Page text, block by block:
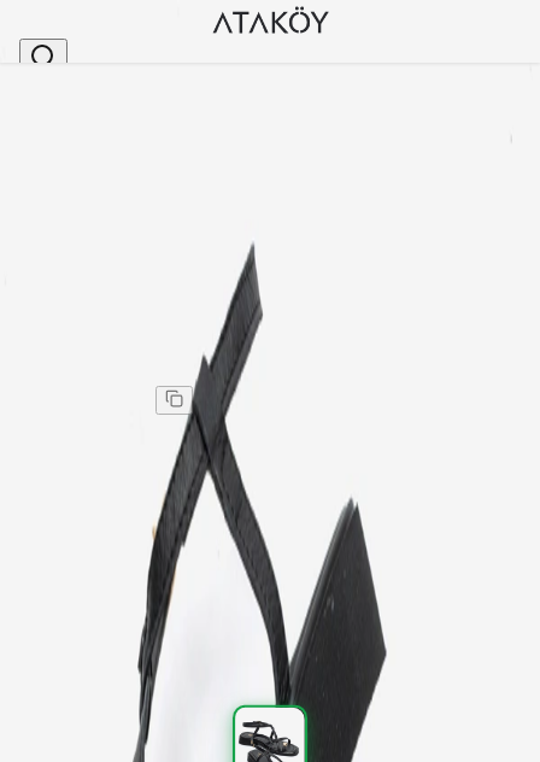
Kadın Hakiki Deri Parmak Arası Yüzük Detaylı Parmak
Arası Sandalet Siyah
Kadın Hakiki Deri Parmak Arası Yüzük Detaylı Parmak
Arası Sandalet Siyah
Aynı gün kargo
2.277,00 TL 3.795,00 TL 40
2.277,00 TL
%40